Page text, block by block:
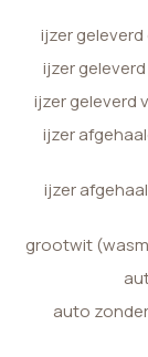
ijzer
ijzer
ijzer geleverd
ijzer
ijzer
grootwit
auto